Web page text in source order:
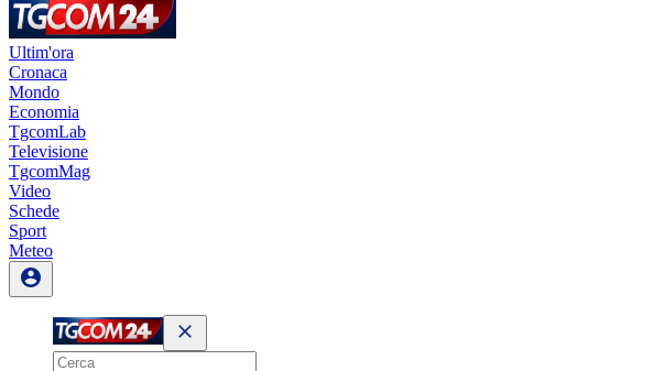
Ultim'ora
Cronaca
Mondo
Economia
TgcomLab
Televisione
TgcomMag
Video
Schede
Sport
Meteo